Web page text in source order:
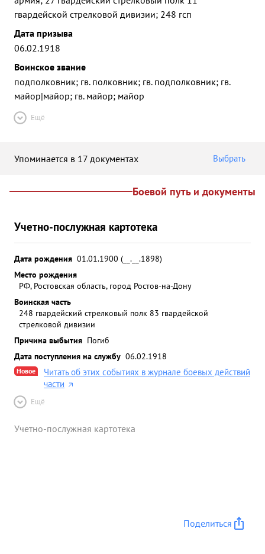
гвардейской стрелковой дивизии; 248 гсп
Дата призыва
06.02.1918
Воинское звание
подполковник; гв. полковник; гв. подполковник; гв.
майор|майор; гв. майор; майор
Ещё
Упоминается в 17 документах Выбрать
Боевой путь и документы
Учетно-послужная картотека
Дата рождения 01.01.1900 (__.__.1898)
Место рождения
РФ, Ростовская область, город Ростов-на-Дону
Воинская часть
248 гвардейский стрелковый полк 83 гвардейской
стрелковой дивизии
Причина выбытия Погиб
Дата поступления на службу 06.02.1918
Новое
Читать об этих событиях в журнале боевых действий
части
Ещё
Учетно-послужная картотека
Поделиться